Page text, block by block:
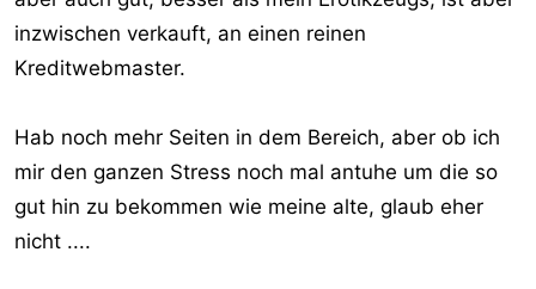
inzwischen verkauft, an einen reinen
Kreditwebmaster.
Hab noch mehr Seiten in dem Bereich, aber ob ich
mir den ganzen Stress noch mal antuhe um die so
gut hin zu bekommen wie meine alte, glaub eher
nicht ....